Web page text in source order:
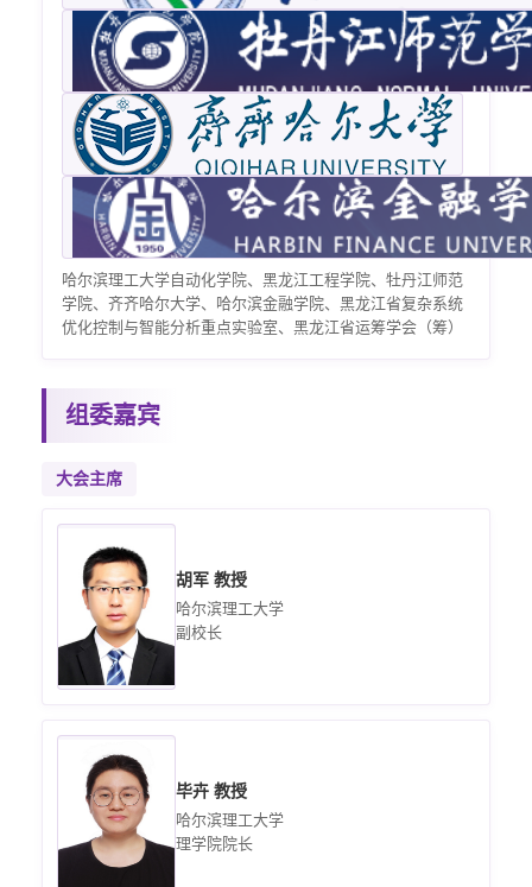
哈尔滨理工大学自动化学院、黑龙江工程学院、牡丹江师范
学院、齐齐哈尔大学、哈尔滨金融学院、黑龙江省复杂系统
优化控制与智能分析重点实验室、黑龙江省运筹学会（筹）
组委嘉宾
大会主席
胡军 教授
哈尔滨理工大学
副校长
毕卉 教授
哈尔滨理工大学
理学院院长